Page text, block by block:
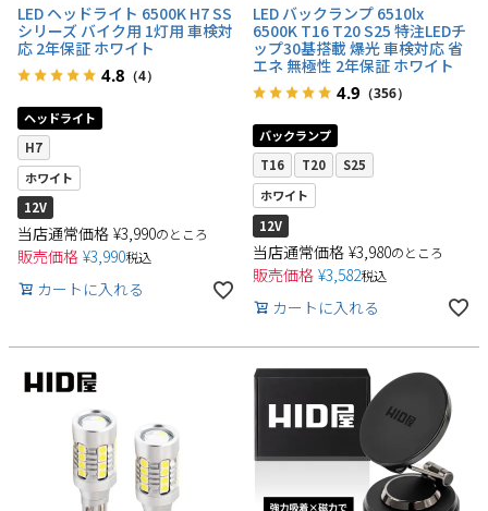
検索
LED ヘッドライト 6500K H7 SS
シリーズ バイク用 1灯用 車検対
応 2年保証 ホワイト
4.8 （4）
ヘッドライト
H7
ホワイト
12V
当店通常価格 ¥3,990のところ
販売価格 ¥3,990税込
カートに入れる
LED バックランプ 6510lx
6500K T16 T20 S25 特注LEDチ
ップ30基搭載 爆光 車検対応 省
エネ 無極性 2年保証 ホワイト
4.9 （356）
バックランプ
T16
T20
S25
ホワイト
12V
当店通常価格 ¥3,980のところ
販売価格 ¥3,582税込
カートに入れる